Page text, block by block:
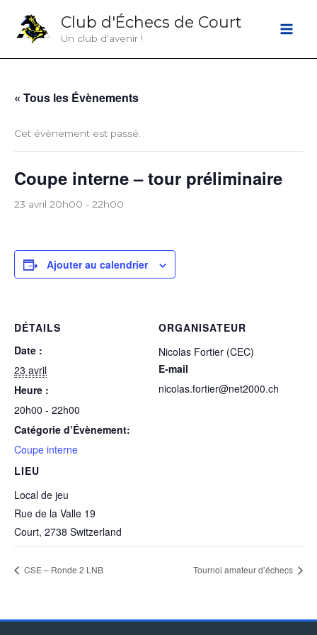
contenu
Club d'Échecs de Court
Un club d'avenir !
« Tous les Évènements
Cet évènement est passé.
Coupe interne – tour préliminaire
23 avril 20h00 - 22h00
Ajouter au calendrier
DÉTAILS
Date :
23 avril
Heure :
20h00 - 22h00
Catégorie d’Évènement:
Coupe interne
LIEU
Local de jeu
Rue de la Valle 19
Court, 2738 Switzerland
ORGANISATEUR
Nicolas Fortier (CEC)
E-mail
nicolas.fortier@net2000.ch
CSE – Ronde 2 LNB Tournoi amateur d’échecs